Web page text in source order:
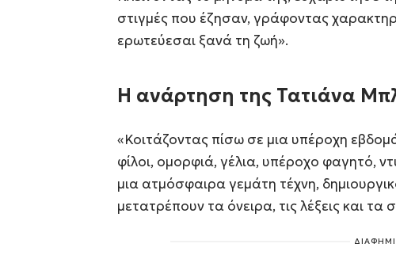
στιγμές που έζησαν, γράφοντας
ερωτεύεσαι ξανά τη ζωή».
Η ανάρτηση της Τατιάνα
«Κοιτάζοντας πίσω σε μια υπέροχη
φίλοι, ομορφιά, γέλια, υπέροχο φαγητό,
μια ατμόσφαιρα γεμάτη τέχνη,
μετατρέπουν τα όνειρα, τις λέξεις και